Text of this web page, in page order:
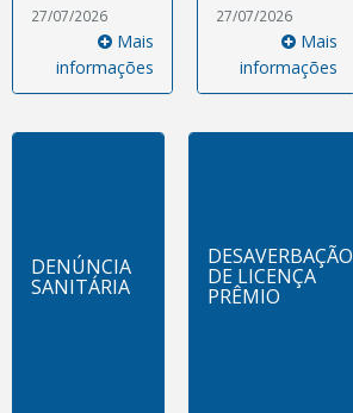
27/07/2026
Mais
informações
27/07/2026
Mais
informações
DENÚNCIA
SANITÁRIA
DESAVERBAÇÃO
DE LICENÇA
PRÊMIO